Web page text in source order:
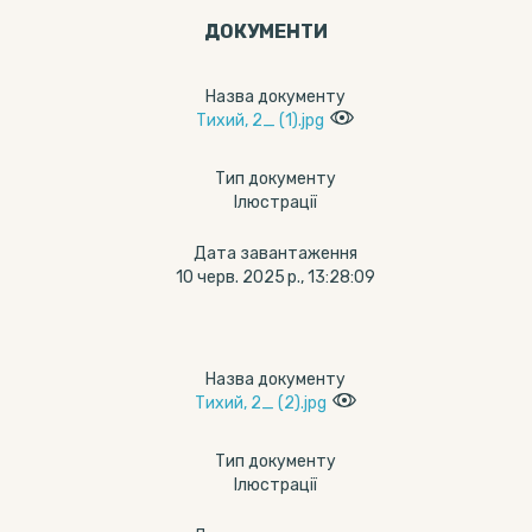
ДОКУМЕНТИ
Назва документу
Тихий, 2_ (1).jpg
Тип документу
Ілюстрації
Дата завантаження
10 черв. 2025 р., 13:28:09
Назва документу
Тихий, 2_ (2).jpg
Тип документу
Ілюстрації